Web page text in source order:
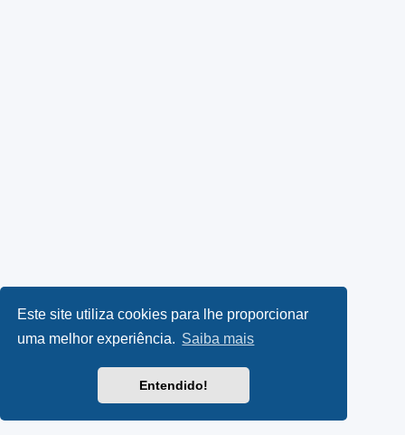
Este site utiliza cookies para lhe proporcionar
uma melhor experiência. Saiba mais
Entendido!